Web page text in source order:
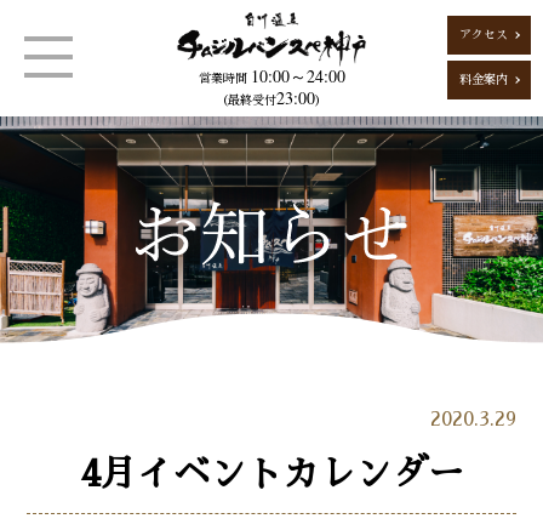
営業時間 10:00～24:00
（最終受付23:00）
アクセス
料金案内
2020.3.29
4月イベントカレンダー